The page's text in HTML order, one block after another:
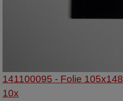
141100095 - Folie
10x